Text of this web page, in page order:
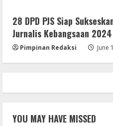
5
DVDRip
August 5,
28 DPD PJS Siap
Jurnalis Kebangsaan 2024
Pimpinan Redaksi June
YOU MAY HAVE MISSED